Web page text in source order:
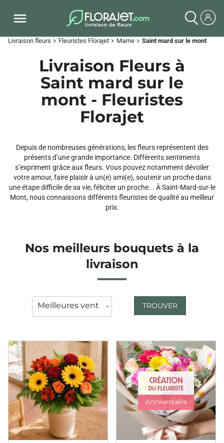
Livraison fleurs chevron_right Fleuristes Florajet chevron_right Marne chevron_right Saint mard sur le mont
Livraison Fleurs à
Saint mard sur le
mont - Fleuristes
Florajet
Depuis de nombreuses générations, les fleurs représentent des
présents d’une grande importance. Différents sentiments
s’expriment grâce aux fleurs. Vous pouvez notamment dévoiler
votre amour, faire plaisir à un(e) ami(e), soutenir un proche dans
une étape difficile de sa vie, féliciter un proche... À Saint-Mard-sur-le
Mont, nous connaissons différents fleuristes de qualité au meilleur
prix.
Nos meilleurs bouquets à la
livraison
TROUVER